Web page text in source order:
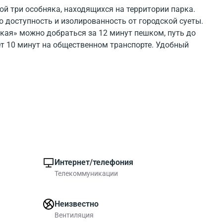
три особняка, находящихся на территории парка.
доступность и изолированность от городской суеты.
можно добраться за 12 минут пешком, путь до
10 минут на общественном транспорте. Удобный
пруды.
и благоустроена, в вечернее время работает
через автоматические ворота,
предусмотрена наземная охраняемая парковка.
организованы две общие стоянки.
Интернет/телефония
Телекоммуникации
Неизвестно
Вентиляция